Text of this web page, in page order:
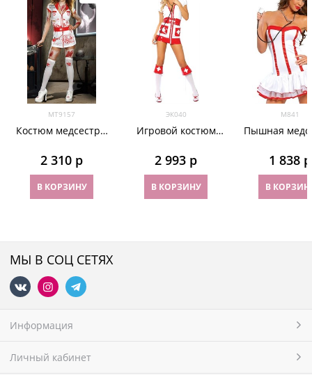
МТ9157
Костюм медсестры
2 310 р
В КОРЗИНУ
ЭК040
Игровой костюм
декорирован
красными
лакированными
вставками
2 993 р
В КОРЗИНУ
M841
Пышная
1 838 р
В
МЫ В СОЦ СЕТЯХ
Информация
Личный кабинет